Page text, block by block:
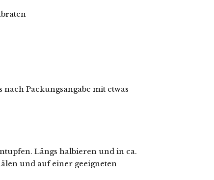
Packungsangabe mit etwas
Längs halbieren und in ca.
und auf einer geeigneten